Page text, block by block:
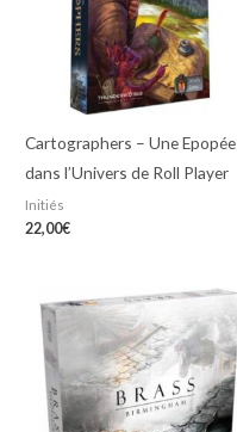
Cartographers – Une Epopée
dans l’Univers de Roll Player
Initiés
22,00€